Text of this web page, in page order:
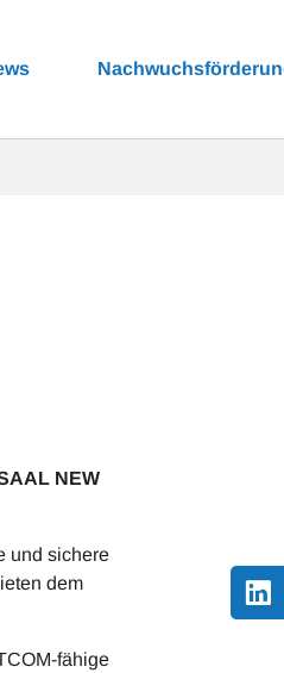
und sichere
dem
fähige